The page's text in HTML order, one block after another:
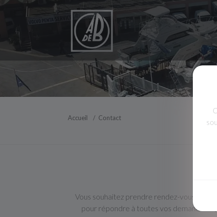
Accueil Contact
Vous souhaitez prendre rendez-vous
pour répondre à toutes vos demandes.